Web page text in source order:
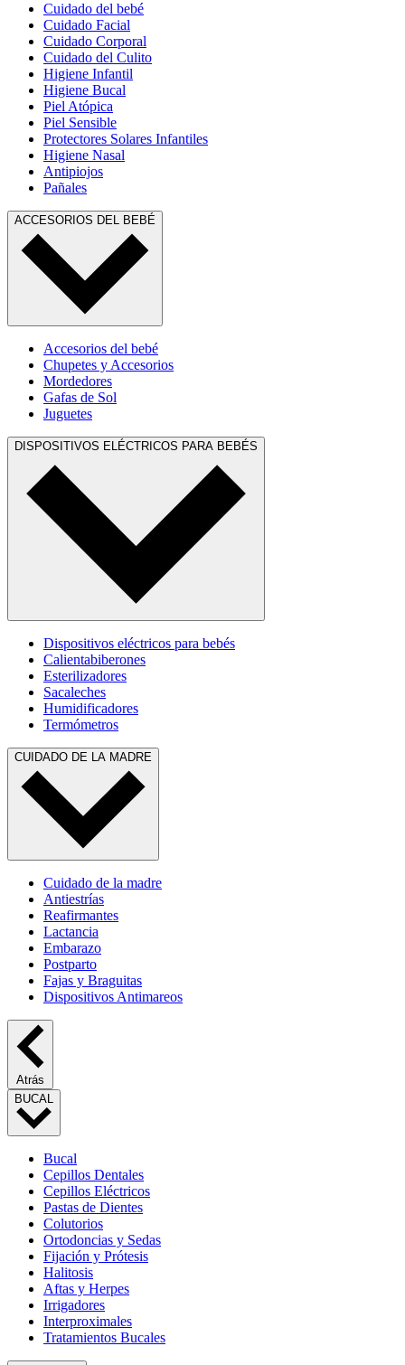
Cuidado del bebé
Cuidado Facial
Cuidado Corporal
Cuidado del Culito
Higiene Infantil
Higiene Bucal
Piel Atópica
Piel Sensible
Protectores Solares Infantiles
Higiene Nasal
Antipiojos
Pañales
ACCESORIOS DEL BEBÉ
Accesorios del bebé
Chupetes y Accesorios
Mordedores
Gafas de Sol
Juguetes
DISPOSITIVOS ELÉCTRICOS PARA BEBÉS
Dispositivos eléctricos para bebés
Calientabiberones
Esterilizadores
Sacaleches
Humidificadores
Termómetros
CUIDADO DE LA MADRE
Cuidado de la madre
Antiestrías
Reafirmantes
Lactancia
Embarazo
Postparto
Fajas y Braguitas
Dispositivos Antimareos
Atrás
BUCAL
Bucal
Cepillos Dentales
Cepillos Eléctricos
Pastas de Dientes
Colutorios
Ortodoncias y Sedas
Fijación y Prótesis
Halitosis
Aftas y Herpes
Irrigadores
Interproximales
Tratamientos Bucales